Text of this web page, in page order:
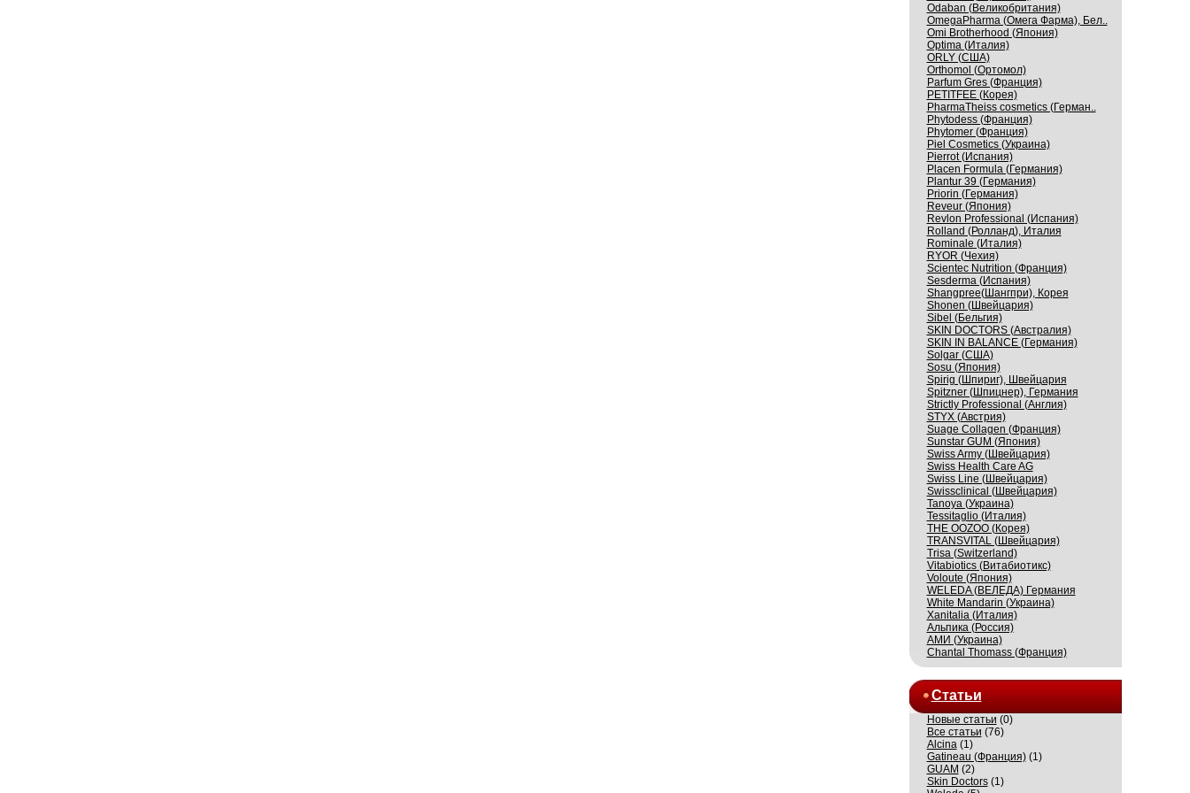
Odaban (Великобритания)
OmegaPharma (Омега Фарма), Бел..
Omi Brotherhood (Япония)
Optima (Италия)
ORLY (США)
Orthomol (Ортомол)
Parfum Gres (Франция)
PETITFEE (Корея)
PharmaTheiss cosmetics (Герман..
Phytodess (Франция)
Phytomer (Франция)
Piel Cosmetics (Украина)
Pierrot (Испания)
Placen Formula (Германия)
Plantur 39 (Германия)
Priorin (Германия)
Reveur (Япония)
Revlon Professional (Испания)
Rolland (Ролланд), Италия
Rominale (Италия)
RYOR (Чехия)
Scientec Nutrition (Франция)
Sesderma (Испания)
Shangpree(Шангпри), Корея
Shonen (Швейцария)
Sibel (Бельгия)
SKIN DOCTORS (Австралия)
SKIN IN BALANCE (Германия)
Solgar (США)
Sosu (Япония)
Spirig (Шпириг), Швейцария
Spitzner (Шпицнер), Германия
Strictly Professional (Англия)
STYX (Австрия)
Suage Collagen (Франция)
Sunstar GUM (Япония)
Swiss Army (Швейцария)
Swiss Health Care AG
Swiss Line (Швейцария)
Swissсlinical (Швейцария)
Tanoya (Украина)
Tessitaglio (Италия)
THE OOZOO (Корея)
TRANSVITAL (Швейцария)
Trisa (Switzerland)
Vitabiotics (Витабиотикс)
Voloute (Япония)
WELEDA (ВЕЛЕДА) Германия
White Mandarin (Украина)
Xanitalia (Италия)
Альпика (Россия)
АМИ (Украина)
Сhantal Thomass (Франция)
Статьи
Новые статьи (0)
Все статьи (76)
Alcina(1)
Gatineau (Франция)(1)
GUAM (2)
Skin Doctors(1)